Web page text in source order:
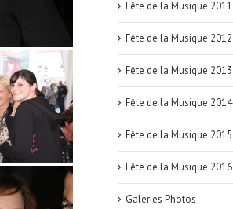
Fête de la Musique 2011
Fête de la Musique 2012
Fête de la Musique 2013
Fête de la Musique 2014
Fête de la Musique 2015
Fête de la Musique 2016
Galeries Photos